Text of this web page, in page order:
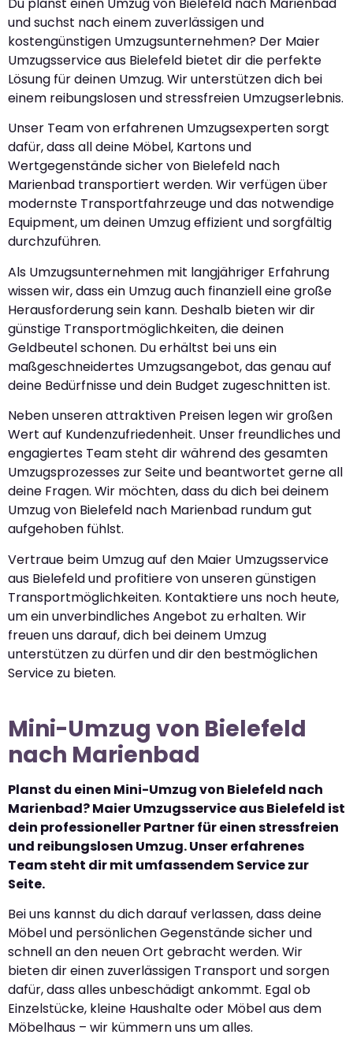
und suchst nach einem zuverlässigen und
kostengünstigen Umzugsunternehmen? Der Maier
Umzugsservice aus Bielefeld bietet dir die perfekte
Lösung für deinen Umzug. Wir unterstützen dich bei
einem reibungslosen und stressfreien Umzugserlebnis.
Unser Team von erfahrenen Umzugsexperten sorgt
dafür, dass all deine Möbel, Kartons und
Wertgegenstände sicher von Bielefeld nach
Marienbad transportiert werden. Wir verfügen über
modernste Transportfahrzeuge und das notwendige
Equipment, um deinen Umzug effizient und sorgfältig
durchzuführen.
Als Umzugsunternehmen mit langjähriger Erfahrung
wissen wir, dass ein Umzug auch finanziell eine große
Herausforderung sein kann. Deshalb bieten wir dir
günstige Transportmöglichkeiten, die deinen
Geldbeutel schonen. Du erhältst bei uns ein
maßgeschneidertes Umzugsangebot, das genau auf
deine Bedürfnisse und dein Budget zugeschnitten ist.
Neben unseren attraktiven Preisen legen wir großen
Wert auf Kundenzufriedenheit. Unser freundliches und
engagiertes Team steht dir während des gesamten
Umzugsprozesses zur Seite und beantwortet gerne all
deine Fragen. Wir möchten, dass du dich bei deinem
Umzug von Bielefeld nach Marienbad rundum gut
aufgehoben fühlst.
Vertraue beim Umzug auf den Maier Umzugsservice
aus Bielefeld und profitiere von unseren günstigen
Transportmöglichkeiten. Kontaktiere uns noch heute,
um ein unverbindliches Angebot zu erhalten. Wir
freuen uns darauf, dich bei deinem Umzug
unterstützen zu dürfen und dir den bestmöglichen
Service zu bieten.
Mini-Umzug von Bielefeld
nach Marienbad
Planst du einen Mini-Umzug von Bielefeld nach
Marienbad? Maier Umzugsservice aus Bielefeld ist
dein professioneller Partner für einen stressfreien
und reibungslosen Umzug. Unser erfahrenes
Team steht dir mit umfassendem Service zur
Seite.
Bei uns kannst du dich darauf verlassen, dass deine
Möbel und persönlichen Gegenstände sicher und
schnell an den neuen Ort gebracht werden. Wir
bieten dir einen zuverlässigen Transport und sorgen
dafür, dass alles unbeschädigt ankommt. Egal ob
Einzelstücke, kleine Haushalte oder Möbel aus dem
Möbelhaus – wir kümmern uns um alles.